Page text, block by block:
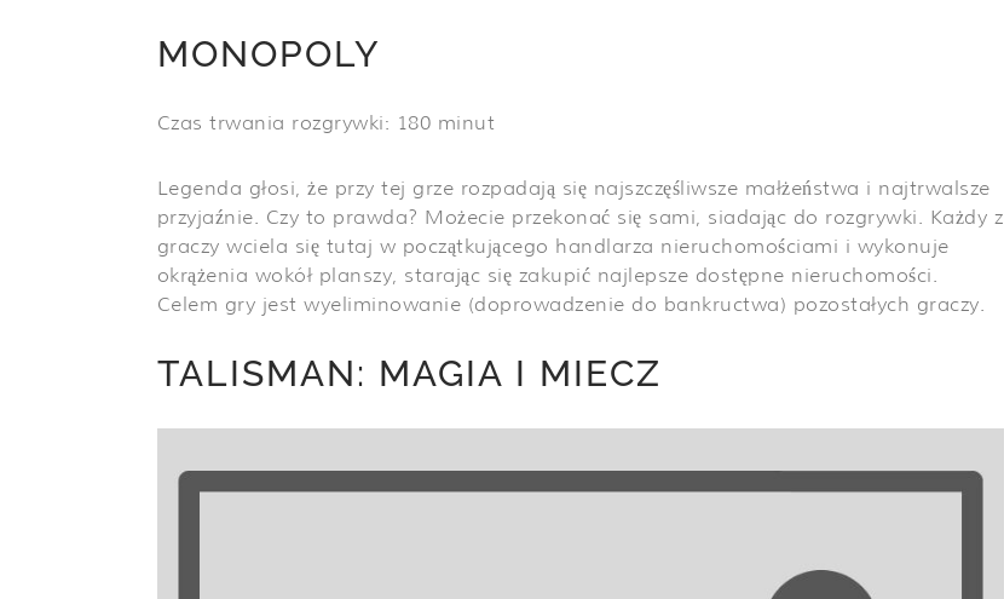
MONOPOLY
Czas trwania rozgrywki: 180 minut
Legenda głosi, że przy tej grze rozpadają się najszczęśliwsze małżeństwa i najtrwalsze
przyjaźnie. Czy to prawda? Możecie przekonać się sami, siadając do rozgrywki. Każdy z
graczy wciela się tutaj w początkującego handlarza nieruchomościami i wykonuje
okrążenia wokół planszy, starając się zakupić najlepsze dostępne nieruchomości.
Celem gry jest wyeliminowanie (doprowadzenie do bankructwa) pozostałych graczy.
TALISMAN: MAGIA I MIECZ